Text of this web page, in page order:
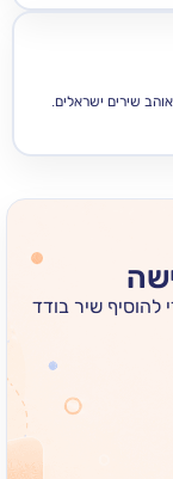
בודד